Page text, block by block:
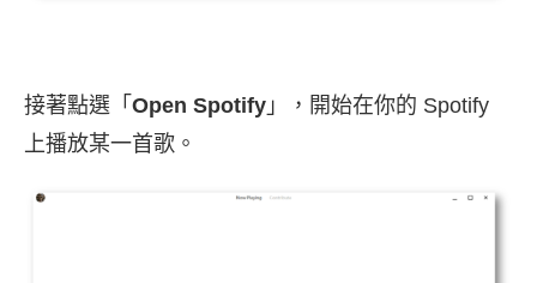
接著點選「 Open Spotify 」，開始在你的 Spotify
上播放某一首歌。